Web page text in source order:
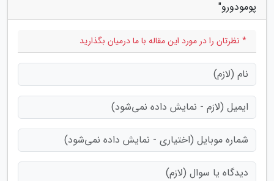
پومودورو"
* نظرتان را در مورد این مقاله با ما درمیان بگذارید